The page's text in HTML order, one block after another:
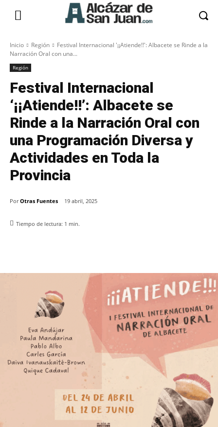
Inicio Región
Festival Internacional '¡¡Atiende!!': Albacete se Rinde a la
Narración Oral con una...
Región
Festival Internacional
‘¡¡Atiende!!’: Albacete se
Rinde a la Narración Oral con
una Programación Diversa y
Actividades en Toda la
Provincia
Por Otras Fuentes 19 abril, 2025
Tiempo de lectura: 1 min.